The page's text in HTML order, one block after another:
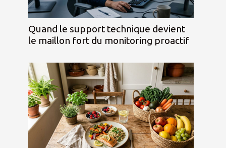
Quand le support technique devient
le maillon fort du monitoring proactif